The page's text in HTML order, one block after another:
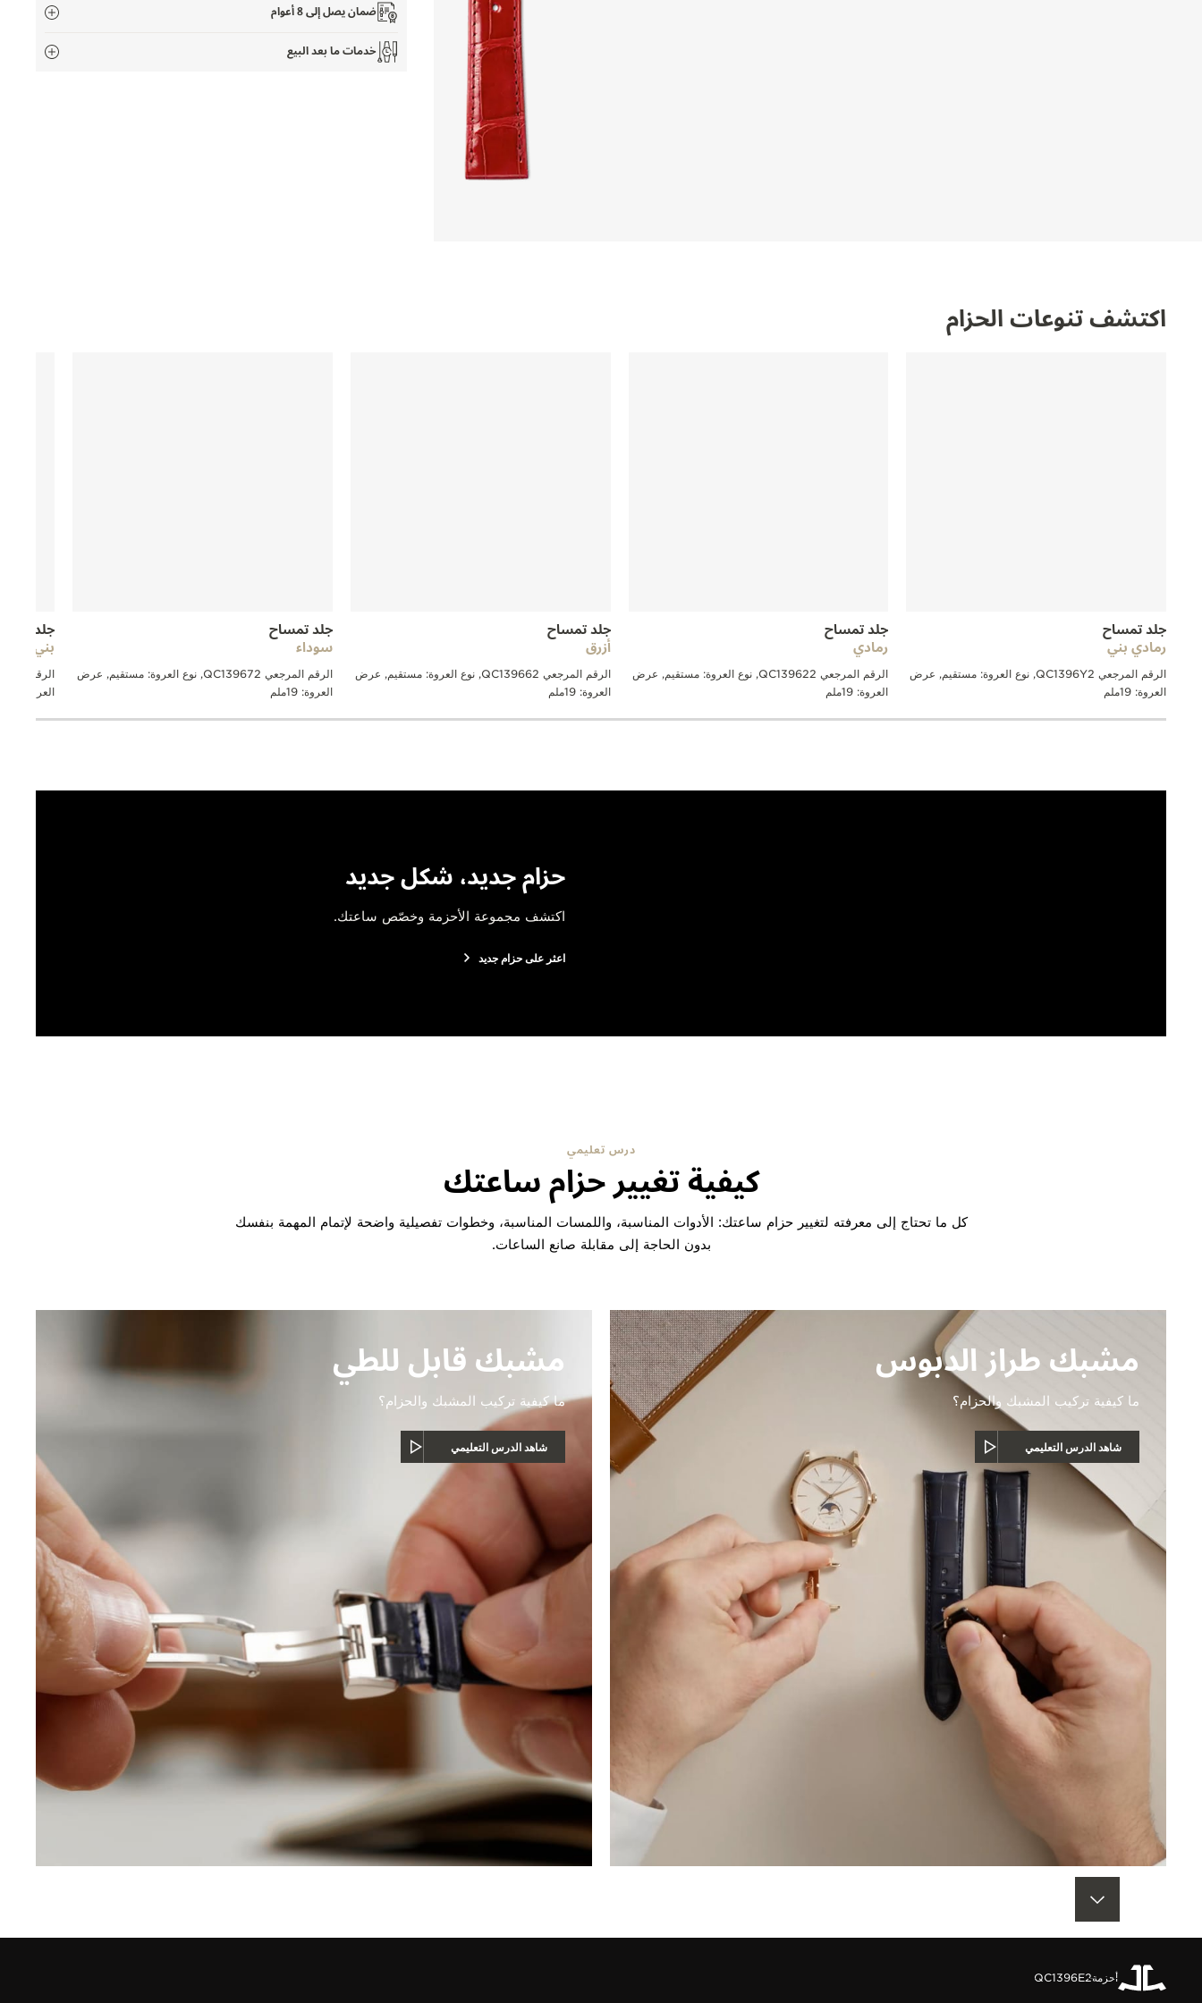
ضمان يصل إلى 8 أعوام
خدمات ما بعد البيع
اكتشف تنوعات الحزام
جلد تمساح
رمادي بني
الرقم المرجعي QC1396Y2, نوع العروة: مستقيم, عرض
العروة: 19ملم
جلد تمساح
رمادي
الرقم المرجعي QC139622, نوع العروة: مستقيم, عرض
العروة: 19ملم
جلد تمساح
أزرق
الرقم المرجعي QC139662, نوع العروة: مستقيم, عرض
العروة: 19ملم
جلد تمساح
سوداء
الرقم المرجعي QC139672, نوع العروة: مستقيم, عرض
العروة: 19ملم
جلد
بني داكن
العروة: 19ملم
حزام جديد، شكل جديد
اكتشف مجموعة الأحزمة وخصّص ساعتك.
اعثر على حزام جديد
درس تعليمي
كيفية تغيير حزام ساعتك
كل ما تحتاج إلى معرفته لتغيير حزام ساعتك: الأدوات المناسبة، واللمسات المناسبة، وخطوات تفصيلية واضحة لإتمام المهمة بنفسك
بدون الحاجة إلى مقابلة صانع الساعات.
مشبك طراز الدبوس
ما كيفية تركيب المشبك والحزام؟
شاهد الدرس التعليمي
مشبك قابل للطي
ما كيفية تركيب المشبك والحزام؟
شاهد الدرس التعليمي
أحزمةQC1396E2